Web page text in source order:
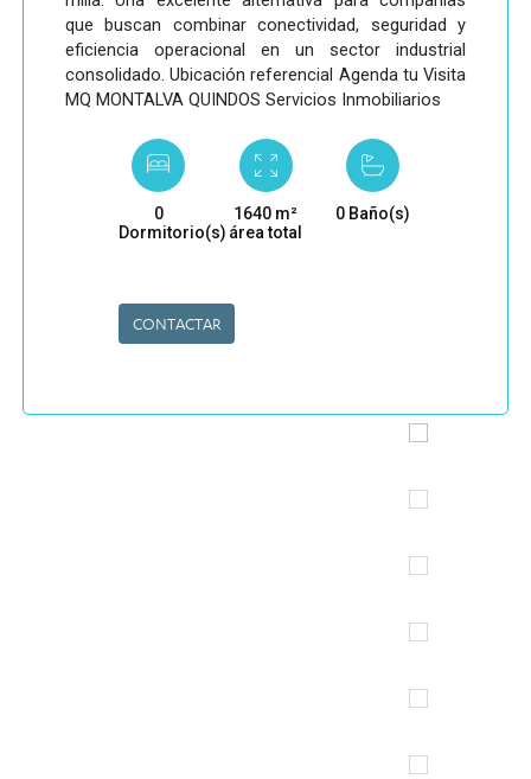
que buscan combinar conectividad, seguridad y
eficiencia operacional en un sector industrial
consolidado. Ubicación referencial Agenda tu Visita
MQ MONTALVA QUINDOS Servicios Inmobiliarios
0
Dormitorio(s)
1640 m²
área total
0 Baño(s)
CONTACTAR